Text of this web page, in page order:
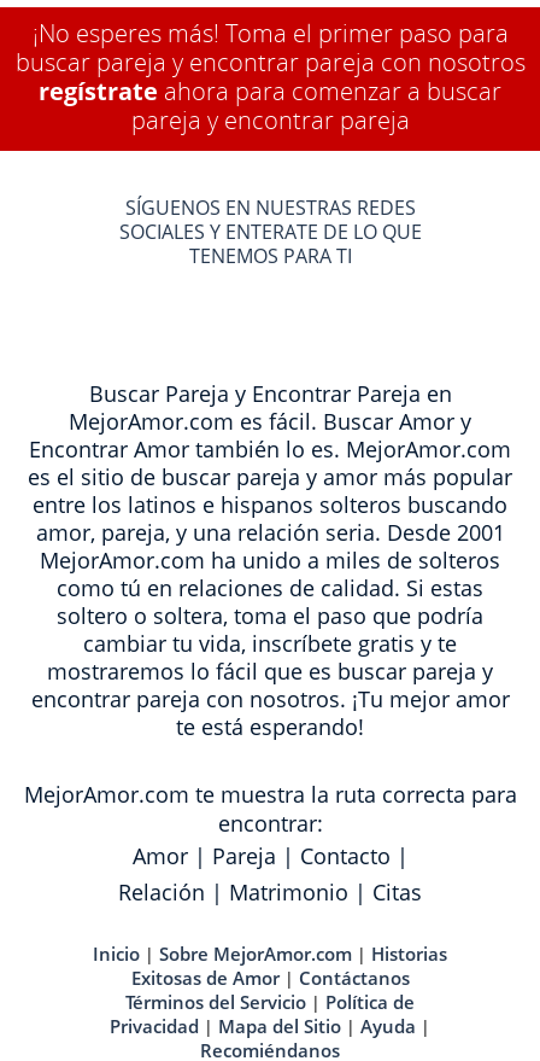
¡No esperes más! Toma el primer paso para
buscar pareja y encontrar pareja con nosotros
regístrate ahora para comenzar a buscar
pareja y encontrar pareja
SÍGUENOS EN NUESTRAS REDES
SOCIALES Y ENTERATE DE LO QUE
TENEMOS PARA TI
Buscar Pareja y Encontrar Pareja en
MejorAmor.com es fácil. Buscar Amor y
Encontrar Amor también lo es. MejorAmor.com
es el sitio de buscar pareja y amor más popular
entre los latinos e hispanos solteros buscando
amor, pareja, y una relación seria. Desde 2001
MejorAmor.com ha unido a miles de solteros
como tú en relaciones de calidad. Si estas
soltero o soltera, toma el paso que podría
cambiar tu vida, inscríbete gratis y te
mostraremos lo fácil que es buscar pareja y
encontrar pareja con nosotros. ¡Tu mejor amor
te está esperando!
MejorAmor.com te muestra la ruta correcta para
encontrar:
Amor| Pareja | Contacto |
Relación | Matrimonio | Citas
Inicio | Sobre MejorAmor.com | Historias
Exitosas de Amor| Contáctanos
Términos del Servicio | Política de
Privacidad | Mapa del Sitio | Ayuda |
Recomiéndanos